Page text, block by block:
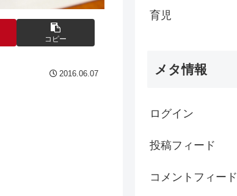
コピー
2016.06.07
育児
メタ情報
ログイン
投稿フィード
コメントフィード